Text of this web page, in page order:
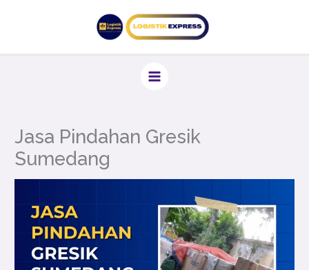
Jasa Pindahan Gresik
Sumedang